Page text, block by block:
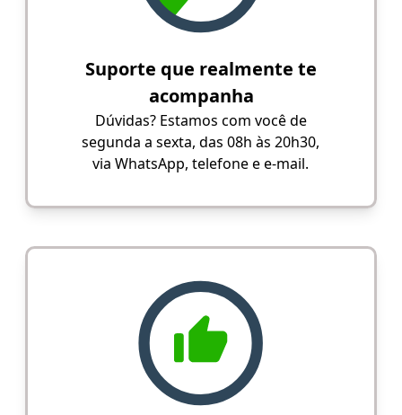
Suporte que realmente te
acompanha
Dúvidas? Estamos com você de
segunda a sexta, das 08h às 20h30,
via WhatsApp, telefone e e-mail.